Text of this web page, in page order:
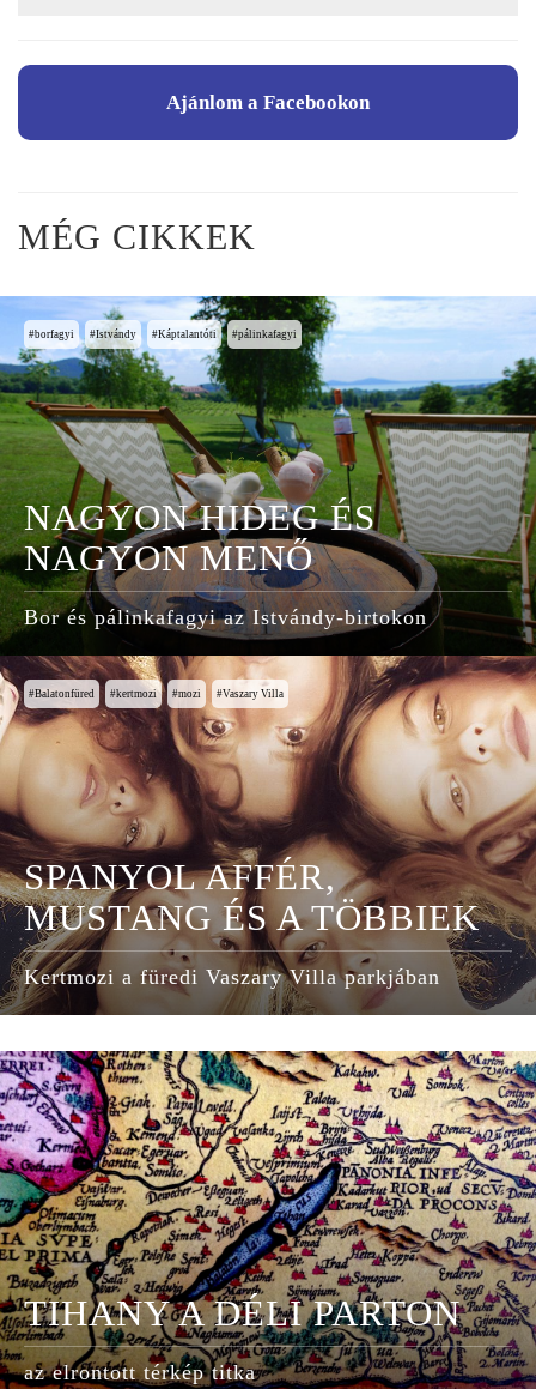
Ajánlom a Facebookon
MÉG CIKKEK
borfagyi Istvándy Káptalantóti pálinkafagyi
NAGYON HIDEG ÉS
NAGYON MENŐ
Bor és pálinkafagyi az Istvándy-birtokon
Balatonfüred kertmozi mozi Vaszary Villa
SPANYOL AFFÉR,
MUSTANG ÉS A TÖBBIEK
Kertmozi a füredi Vaszary Villa parkjában
TIHANY A DÉLI PARTON
az elrontott térkép titka